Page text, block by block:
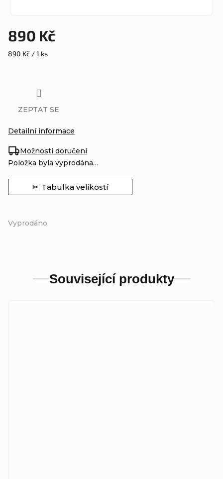
890 Kč
Měrná
890 Kč / 1 ks
Vyprodáno
Možnosti doručení
Položka byla vyprodána…
Tabulka velikostí
Detailní informace
ZEPTAT SE
Související produkty